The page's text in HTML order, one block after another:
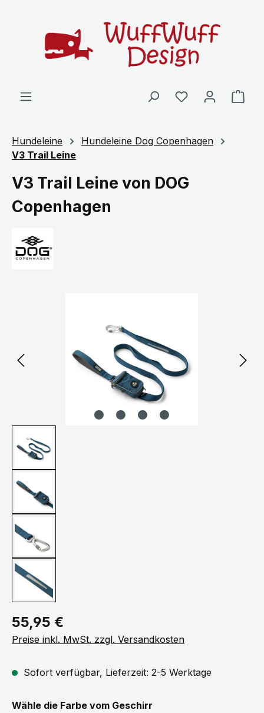
Hundeleine
Hundeleine Dog Copenhagen
V3 Trail Leine
V3 Trail Leine von DOG
Copenhagen
Regulärer Preis:
55,95 €
Preise inkl. MwSt. zzgl. Versandkosten
Sofort verfügbar, Lieferzeit: 2-5 Werktage
Wähle die Farbe vom Geschirr